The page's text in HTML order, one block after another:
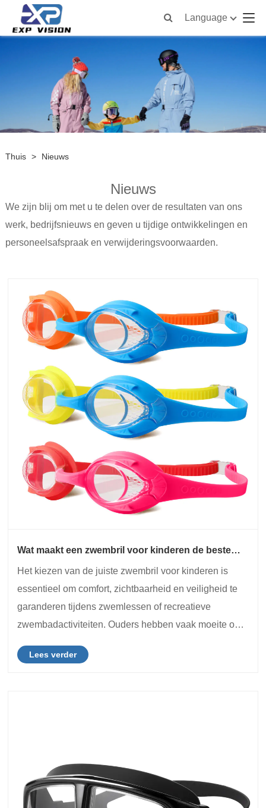
Language
Thuis > Nieuws
Nieuws
We zijn blij om met u te delen over de resultaten van ons
werk, bedrijfsnieuws en geven u tijdige ontwikkelingen en
personeelsafspraak en verwijderingsvoorwaarden.
Wat maakt een zwembril voor kinderen de beste
Het kiezen van de juiste zwembril voor kinderen is
essentieel om comfort, zichtbaarheid en veiligheid te
garanderen tijdens zwemlessen of recreatieve
zwembadactiviteiten. Ouders hebben vaak moeite om
onderscheidt van de gemiddelde opties op de markt.
Lees verder